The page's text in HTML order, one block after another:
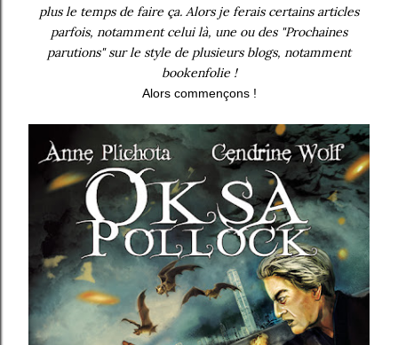
plus le temps de faire ça. Alors je ferais certains articles
parfois, notamment celui là, une ou des "Prochaines
parutions" sur le style de plusieurs blogs, notamment
bookenfolie !
Alors commençons !